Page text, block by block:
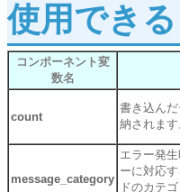
使用でき
コンポーネント変
数名
count
書き込ん
納されます
message_category
エラー発
ーに対応
ドのカテ